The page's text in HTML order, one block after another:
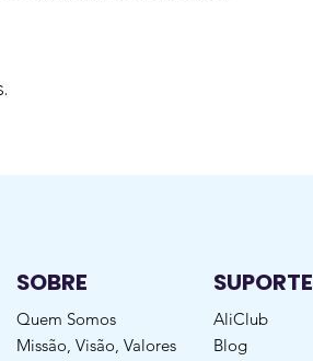
SOBRE
Quem Somos
Missão, Visão, Valores
SUPORTE
AliClub
Blog